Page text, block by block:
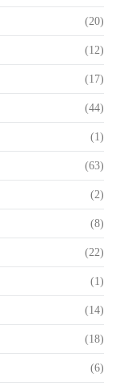
(20)
(12)
(17)
(44)
(1)
(63)
(2)
(8)
(22)
(1)
(14)
(18)
(6)